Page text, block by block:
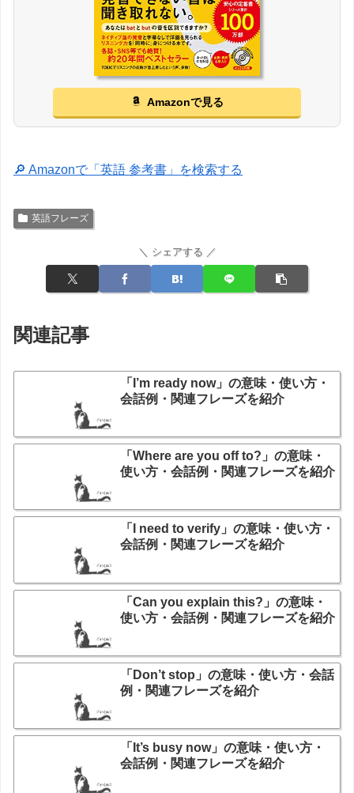
Amazonで見る
🔎 Amazonで「英語 参考書」を検索する
英語フレーズ
＼ シェアする ／
関連記事
「I’m ready now」の意味・使い方・
会話例・関連フレーズを紹介
「Where are you off to?」の意味・
使い方・会話例・関連フレーズを紹介
「I need to verify」の意味・使い方・
会話例・関連フレーズを紹介
「Can you explain this?」の意味・
使い方・会話例・関連フレーズを紹介
「Don’t stop」の意味・使い方・会話
例・関連フレーズを紹介
「It’s busy now」の意味・使い方・
会話例・関連フレーズを紹介